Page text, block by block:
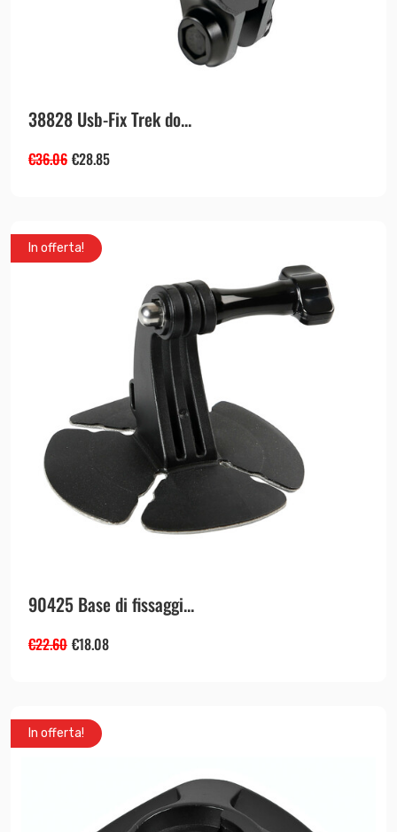
38828 Usb-Fix Trek do...
€36.06 €28.85
In offerta!
90425 Base di fissaggi...
€22.60 €18.08
In offerta!